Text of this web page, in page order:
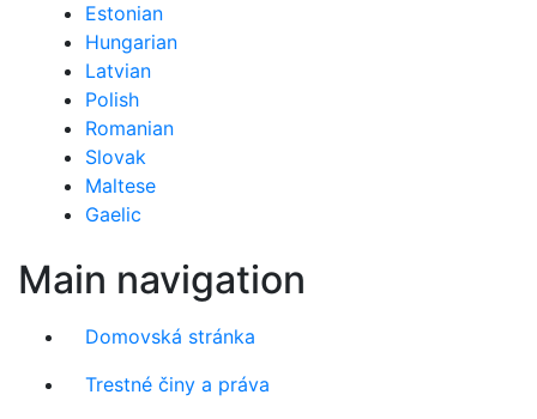
Estonian
Hungarian
Latvian
Polish
Romanian
Slovak
Maltese
Gaelic
Main navigation
Domovská stránka
Trestné činy a práva